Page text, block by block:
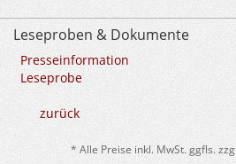
Leseproben & Dokumente
Presseinformation
Leseprobe
zurück
* Alle Preise inkl. MwSt. ggfls.